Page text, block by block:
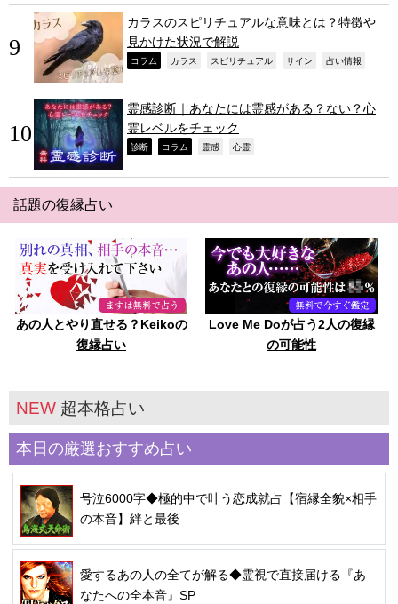
カラスのスピリチュアルな意味とは？特徴や
見かけた状況で解説
コラム カラス スピリチュアル サイン 占い情報
霊感診断｜あなたには霊感がある？ない？心
霊レベルをチェック
診断 コラム 霊感 心霊
話題の復縁占い
あの人とやり直せる？Keikoの
復縁占い
Love Me Doが占う2人の復縁
の可能性
NEW 超本格占い
本日の厳選おすすめ占い
号泣6000字◆極的中で叶う恋成就占【宿縁全貌×相手
の本音】絆と最後
愛するあの人の全てが解る◆霊視で直接届ける『あ
なたへの全本音』SP